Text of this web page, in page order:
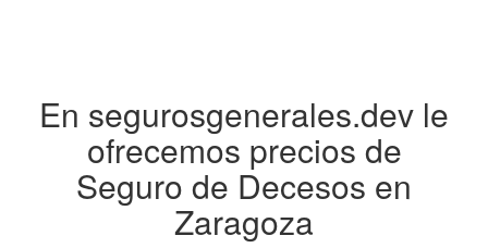
En segurosgenerales.dev le
ofrecemos precios de
Seguro de Decesos en
Zaragoza